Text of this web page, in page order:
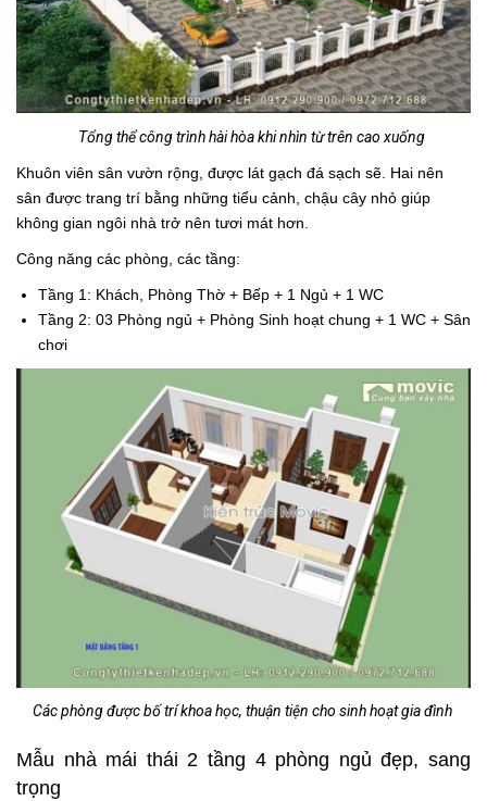
Tổng thể công trình hài hòa khi nhìn từ trên cao xuống
Khuôn viên sân vườn rộng, được lát gạch đá sạch sẽ. Hai nên
sân được trang trí bằng những tiểu cảnh, chậu cây nhỏ giúp
không gian ngôi nhà trở nên tươi mát hơn.
Công năng các phòng, các tầng:
Tầng 1: Khách, Phòng Thờ + Bếp + 1 Ngủ + 1 WC
Tầng 2: 03 Phòng ngủ + Phòng Sinh hoạt chung + 1 WC + Sân
chơi
Các phòng được bố trí khoa học, thuận tiện cho sinh hoạt gia đình
Mẫu nhà mái thái 2 tầng 4 phòng ngủ đẹp, sang
trọng